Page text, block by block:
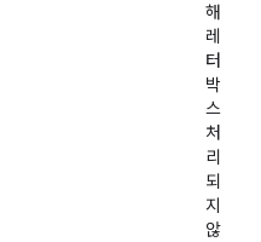
해
레
터
박
스
처
리
되
지
않